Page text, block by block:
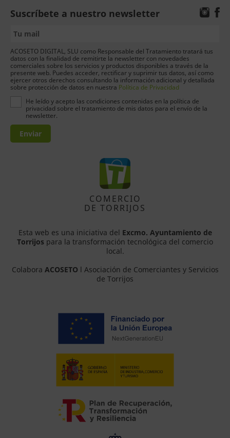
Suscríbete a nuestro newsletter
ACOSETO DIGITAL, SLU como Responsable del Tratamiento tratará tus
datos con la finalidad de remitirte la newsletter con novedades
comerciales sobre los servicios y productos disponibles a través de la
presente web. Puedes acceder, rectificar y suprimir tus datos, así como
ejercer otros derechos consultando la información adicional y detallada
sobre protección de datos en nuestra Política de Privacidad
He leído y acepto las condiciones contenidas en la política de
privacidad sobre el tratamiento de mis datos para el envío de la
newsletter.
Enviar
COMERCIO
DE TORRIJOS
Esta web es una iniciativa del Excmo. Ayuntamiento de
Torrijos para la transformación tecnológica del comercio
local.
Colabora ACOSETO l Asociación de Comerciantes y Servicios
de Torrijos